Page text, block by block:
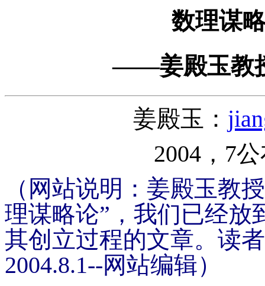
数理谋
——姜殿玉教
姜殿玉：
2004，7
（网站说明：姜殿玉教
理谋略论”，我们已经放
其创立过程的文章。读
2004.8.1--网站编辑）